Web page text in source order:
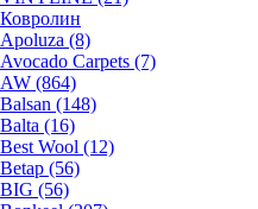
Ковролин
Apoluza (8)
Avocado Carpets (7)
AW (864)
Balsan (148)
Balta (16)
Best Wool (12)
Betap (56)
BIG (56)